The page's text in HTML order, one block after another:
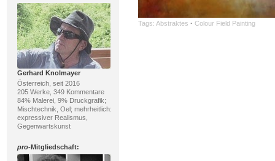
Gerhard Knolmayer
Österreich, seit 2016
205 Werke, 349 Kommentare
84% Malerei, 9% Druckgrafik;
Mischtechnik, Oel; mehrheitlich:
expressiver Realismus,
Gegenwartskunst
pro-Mitgliedschaft:
Tags: Abstraktes · Colour Field Painting